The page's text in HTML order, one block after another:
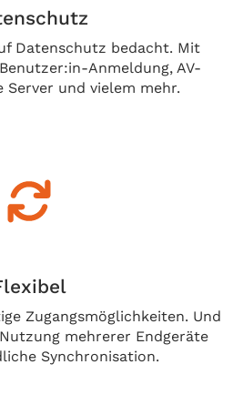
Datenschutz bedacht. Mit
Anmeldung, AV-
Server und vielem mehr.
Zugangsmöglichkeiten. Und
mehrerer Endgeräte
Synchronisation.